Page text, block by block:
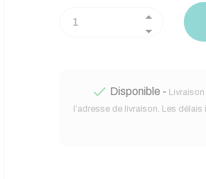
 Disponible -
l’adresse de livraison. Les